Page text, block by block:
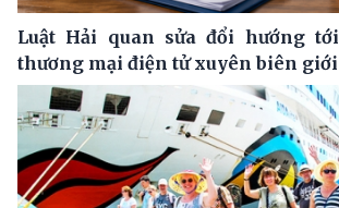
Luật Hải quan sửa đổi hướng
thương mại điện tử xuyên biên giới